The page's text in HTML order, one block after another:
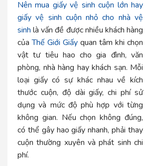
Nên mua giấy vệ sinh cuộn lớn hay
giấy vệ sinh cuộn nhỏ cho nhà vệ
sinh là vấn đề được nhiều khách hàng
củaThế Giới Giấy quan tâm khi chọn
vật tư tiêu hao cho gia đình, văn
phòng, nhà hàng hay khách sạn. Mỗi
loại giấy có sự khác nhau về kích
thước cuộn, độ dài giấy, chi phí sử
dụng và mức độ phù hợp với từng
không gian. Nếu chọn không đúng,
có thể gây hao giấy nhanh, phải thay
cuộn thường xuyên và phát sinh chi
phí.